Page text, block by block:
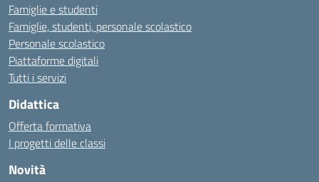
Famiglie e studenti
Famiglie, studenti, personale scolastico
Personale scolastico
Piattaforme digitali
Tutti i servizi
Didattica
Offerta formativa
I progetti delle classi
Novità